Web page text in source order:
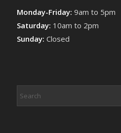
Monday-Friday: 9am to 5pm
Saturday: 10am to 2pm
Sunday: Closed